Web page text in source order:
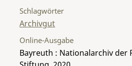
Schlagwörter
Archivgut
Online-Ausgabe
Bayreuth : Nationalarchiv der